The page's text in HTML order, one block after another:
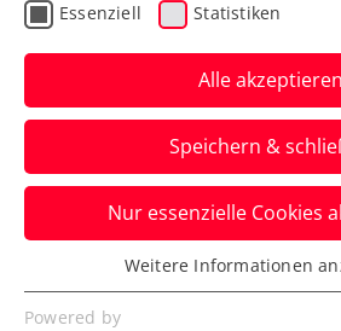
Kottingbrunn
Erstes Tennis-
Finale für
Kotchetkov/
Die zwei ÖTV-Talente
Heimspiel in
Mädchendoppel erst im
Essenziell Statistiken
Alle akzeptieren
Speichern &
Nur essenzielle Cookies
Essenziell
Essenzielle Cookies werden für
Weitere Informationen
Powered by